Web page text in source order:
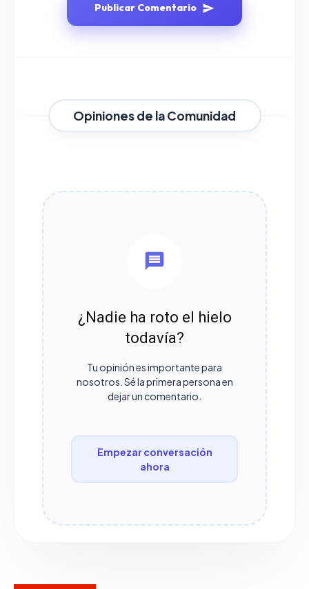
Publicar Comentario
Opiniones de la Comunidad
¿Nadie ha roto el hielo
todavía?
Tu opinión es importante para
nosotros. Sé la primera persona en
dejar un comentario.
Empezar conversación
ahora